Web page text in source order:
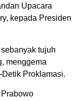
Upacara
kepada Presiden
tujuh
menggema
Proklamasi.